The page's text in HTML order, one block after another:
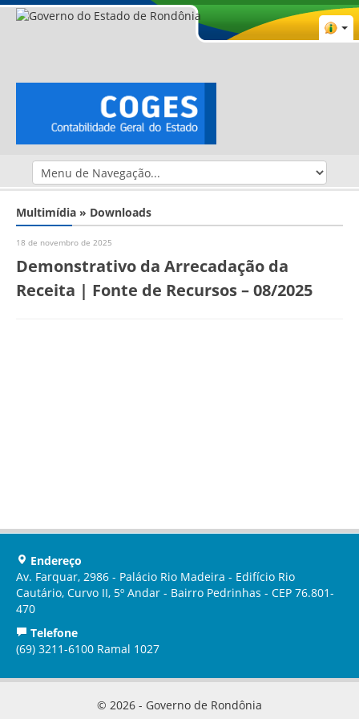
Multimídia » Downloads
18 de novembro de 2025
Demonstrativo da Arrecadação da
Receita | Fonte de Recursos – 08/2025
Endereço
Av. Farquar, 2986 - Palácio Rio Madeira - Edifício Rio
Cautário, Curvo II, 5º Andar - Bairro Pedrinhas - CEP 76.801-
470
Telefone
(69) 3211-6100 Ramal 1027
© 2026 - Governo de Rondônia